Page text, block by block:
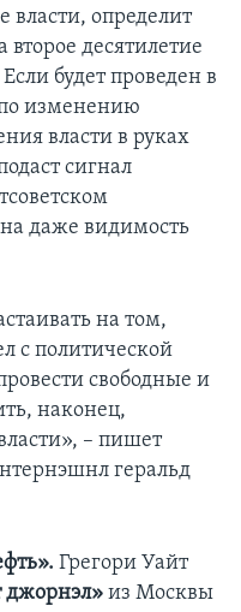
власти, определит
десятилетие
будет проведен в
изменению
власти в руках
сигнал
даже видимость
на том,
с политической
свободные и
наконец,
– пишет
геральд
Грегори Уайт
джорнэл» из Москвы